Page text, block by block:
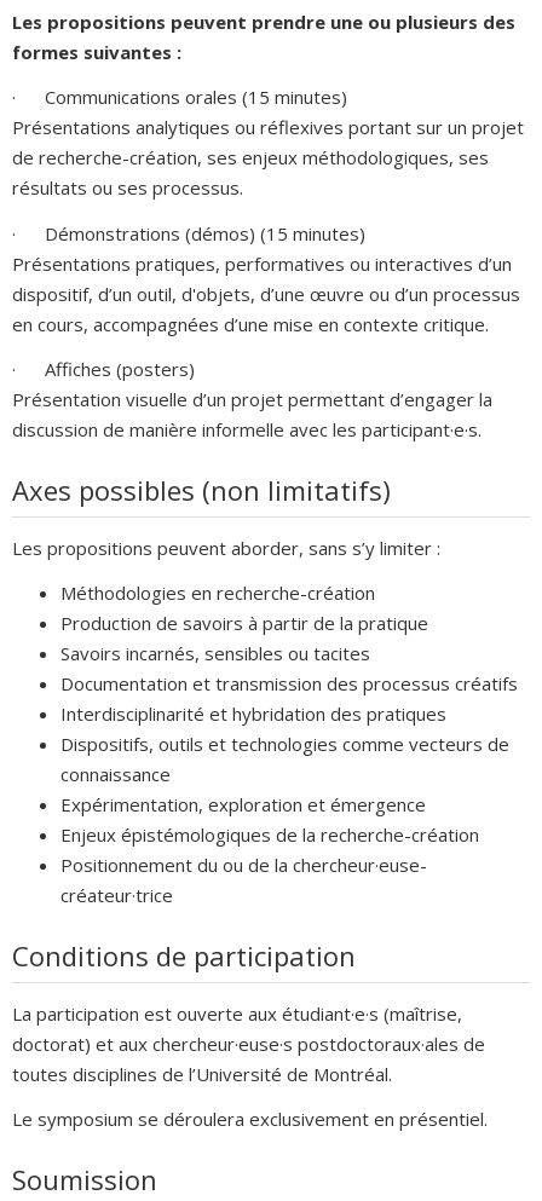
Les propositions peuvent prendre une ou plusieurs des
formes suivantes :
· Communications orales (15 minutes)
Présentations analytiques ou réflexives portant sur un projet
de recherche-création, ses enjeux méthodologiques, ses
résultats ou ses processus.
· Démonstrations (démos) (15 minutes)
Présentations pratiques, performatives ou interactives d’un
dispositif, d’un outil, d'objets, d’une œuvre ou d’un processus
en cours, accompagnées d’une mise en contexte critique.
· Affiches (posters)
Présentation visuelle d’un projet permettant d’engager la
discussion de manière informelle avec les participant·e·s.
Axes possibles (non limitatifs)
Les propositions peuvent aborder, sans s’y limiter :
Méthodologies en recherche-création
Production de savoirs à partir de la pratique
Savoirs incarnés, sensibles ou tacites
Documentation et transmission des processus créatifs
Interdisciplinarité et hybridation des pratiques
Dispositifs, outils et technologies comme vecteurs de
connaissance
Expérimentation, exploration et émergence
Enjeux épistémologiques de la recherche-création
Positionnement du ou de la chercheur·euse-
créateur·trice
Conditions de participation
La participation est ouverte aux étudiant·e·s (maîtrise,
doctorat) et aux chercheur·euse·s postdoctoraux·ales de
toutes disciplines de l’Université de Montréal.
Le symposium se déroulera exclusivement en présentiel.
Soumission